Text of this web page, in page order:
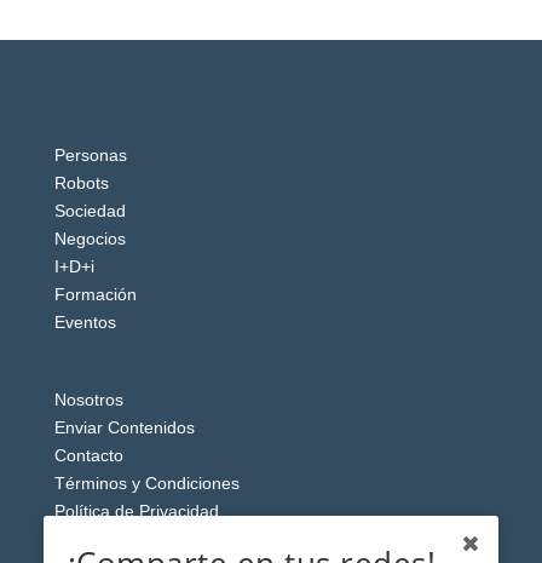
Personas
Robots
Sociedad
Negocios
I+D+i
Formación
Eventos
Nosotros
Enviar Contenidos
Contacto
Términos y Condiciones
Política de Privacidad